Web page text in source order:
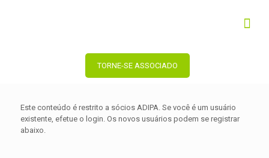
TORNE-SE ASSOCIADO
Este conteúdo é restrito a sócios ADIPA. Se você é um usuário
existente, efetue o login. Os novos usuários podem se registrar
abaixo.